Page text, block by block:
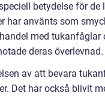
betydelse för
har använts som
med
deras överlevnad.
av att bevara
Det har också blivit